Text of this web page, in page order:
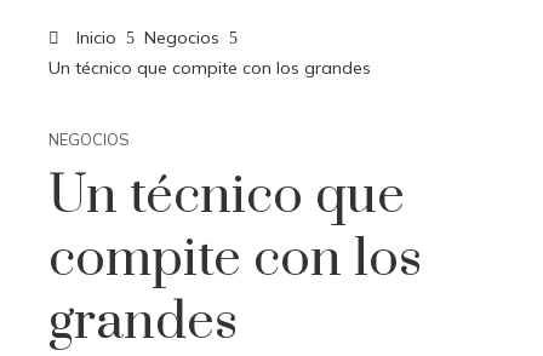
Inicio
Negocios
Un técnico que compite con los grandes
NEGOCIOS
Un técnico que
compite con los
grandes